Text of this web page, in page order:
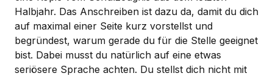
Halbjahr. Das Anschreiben ist dazu da, damit du dich
auf maximal einer Seite kurz vorstellst und
begründest, warum gerade du für die Stelle geeignet
bist. Dabei musst du natürlich auf eine etwas
seriösere Sprache achten. Du stellst dich nicht mit